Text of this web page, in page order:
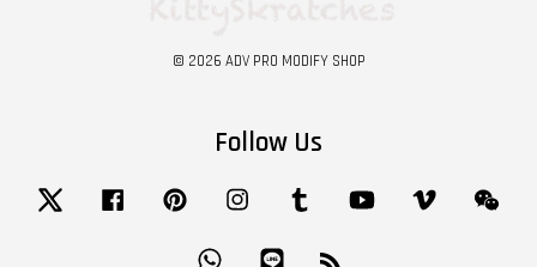
© 2026 ADV PRO MODIFY SHOP
Follow Us
Twitter Facebook Pinterest Instagram Tumblr YouTube Vimeo
Whatsapp